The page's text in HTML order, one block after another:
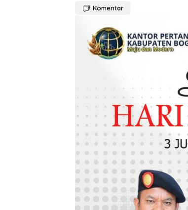
Komentar